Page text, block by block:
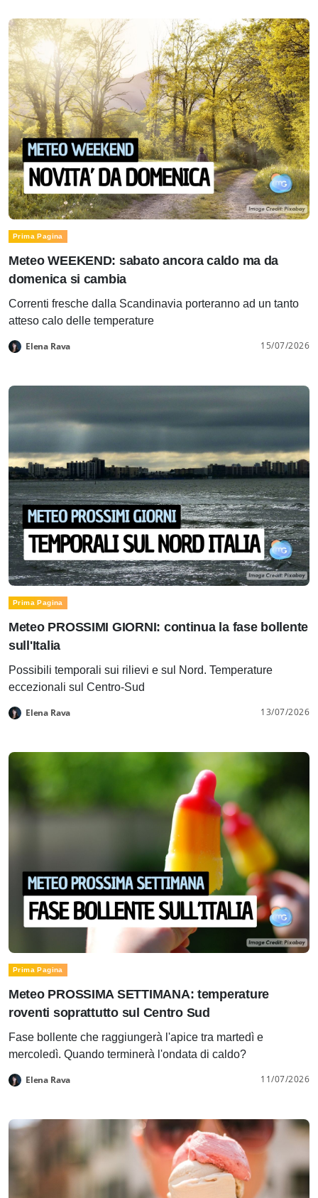
Prima Pagina
Meteo WEEKEND: sabato ancora caldo ma da
domenica si cambia
Correnti fresche dalla Scandinavia porteranno ad un tanto
atteso calo delle temperature
Elena Rava 15/07/2026
Prima Pagina
Meteo PROSSIMI GIORNI: continua la fase bollente
sull'Italia
Possibili temporali sui rilievi e sul Nord. Temperature
eccezionali sul Centro-Sud
Elena Rava 13/07/2026
Prima Pagina
Meteo PROSSIMA SETTIMANA: temperature
roventi soprattutto sul Centro Sud
Fase bollente che raggiungerà l'apice tra martedì e
mercoledì. Quando terminerà l'ondata di caldo?
Elena Rava 11/07/2026